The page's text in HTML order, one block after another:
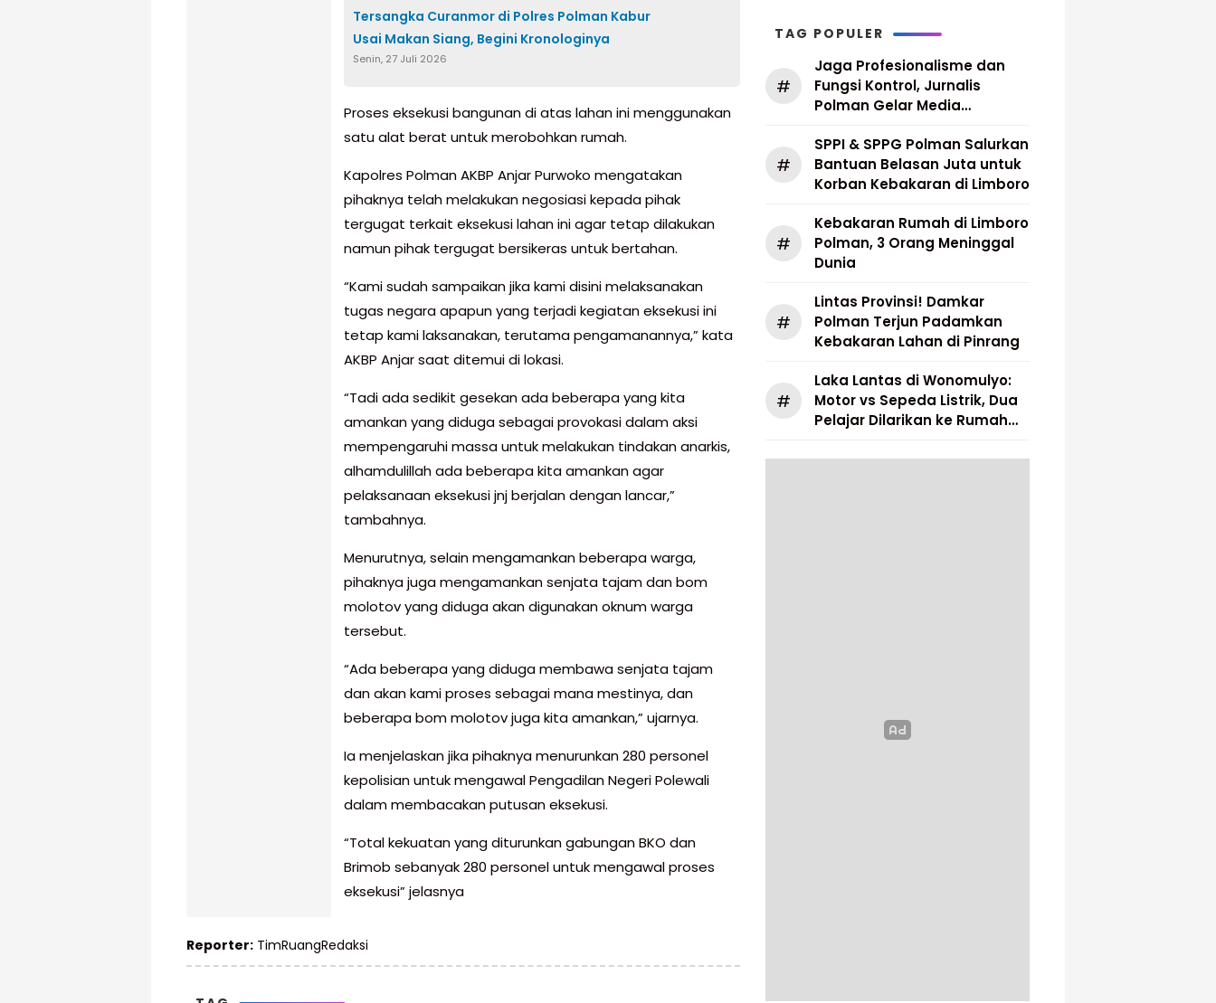
Tersangka Curanmor di Polres Polman Kabur
Usai Makan Siang, Begini Kronologinya
Senin, 27 Juli 2026
Proses eksekusi bangunan di atas lahan ini menggunakan
satu alat berat untuk merobohkan rumah.
Kapolres Polman AKBP Anjar Purwoko mengatakan
pihaknya telah melakukan negosiasi kepada pihak
tergugat terkait eksekusi lahan ini agar tetap dilakukan
namun pihak tergugat bersikeras untuk bertahan.
“Kami sudah sampaikan jika kami disini melaksanakan
tugas negara apapun yang terjadi kegiatan eksekusi ini
tetap kami laksanakan, terutama pengamanannya,” kata
AKBP Anjar saat ditemui di lokasi.
“Tadi ada sedikit gesekan ada beberapa yang kita
amankan yang diduga sebagai provokasi dalam aksi
mempengaruhi massa untuk melakukan tindakan anarkis,
alhamdulillah ada beberapa kita amankan agar
pelaksanaan eksekusi jnj berjalan dengan lancar,”
tambahnya.
Menurutnya, selain mengamankan beberapa warga,
pihaknya juga mengamankan senjata tajam dan bom
molotov yang diduga akan digunakan oknum warga
tersebut.
“Ada beberapa yang diduga membawa senjata tajam
dan akan kami proses sebagai mana mestinya, dan
beberapa bom molotov juga kita amankan,” ujarnya.
Ia menjelaskan jika pihaknya menurunkan 280 personel
kepolisian untuk mengawal Pengadilan Negeri Polewali
dalam membacakan putusan eksekusi.
“Total kekuatan yang diturunkan gabungan BKO dan
Brimob sebanyak 280 personel untuk mengawal proses
eksekusi” jelasnya
Reporter: TimRuangRedaksi
TAG POPULER
#
Jaga Profesionalisme dan
Fungsi Kontrol, Jurnalis
Polman Gelar Media
#
SPPI & SPPG Polman Salurkan
Bantuan Belasan Juta untuk
Korban Kebakaran di Limboro
#
Kebakaran Rumah di Limboro
Polman, 3 Orang Meninggal
Dunia
#
Lintas Provinsi! Damkar
Polman Terjun Padamkan
Kebakaran Lahan di Pinrang
#
Laka Lantas di Wonomulyo:
Motor vs Sepeda Listrik, Dua
Pelajar Dilarikan ke Rumah